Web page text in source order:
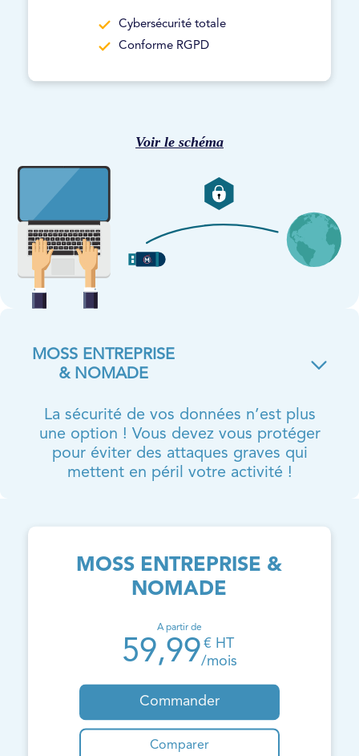
Cybersécurité totale
Conforme RGPD
Voir le schéma
MOSS ENTREPRISE
& NOMADE
La sécurité de vos données n’est plus
une option ! Vous devez vous protéger
pour éviter des attaques graves qui
mettent en péril votre activité !
MOSS ENTREPRISE &
NOMADE
A partir de
59,99 € HT
/mois
Commander
Comparer